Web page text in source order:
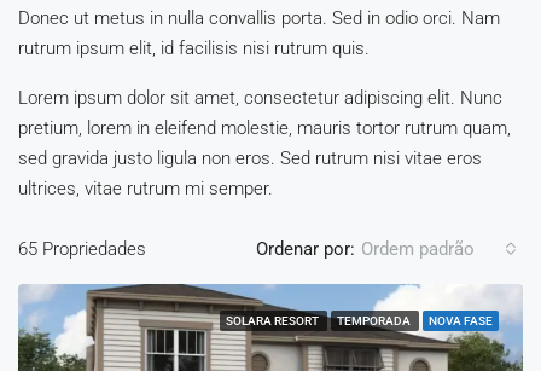
Donec ut metus in nulla convallis porta. Sed in odio orci. Nam
rutrum ipsum elit, id facilisis nisi rutrum quis.
Lorem ipsum dolor sit amet, consectetur adipiscing elit. Nunc
pretium, lorem in eleifend molestie, mauris tortor rutrum quam,
sed gravida justo ligula non eros. Sed rutrum nisi vitae eros
ultrices, vitae rutrum mi semper.
65 Propriedades Ordenar por: Ordem padrão
SOLARA RESORT TEMPORADA NOVA FASE